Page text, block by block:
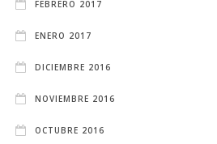
FEBRERO 2017
ENERO 2017
DICIEMBRE 2016
NOVIEMBRE 2016
OCTUBRE 2016